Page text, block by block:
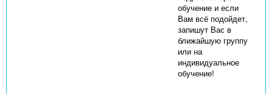
обучение и если
Вам всё подойдет,
запишут Вас в
ближайшую группу
или на
индивидуальное
обучение!